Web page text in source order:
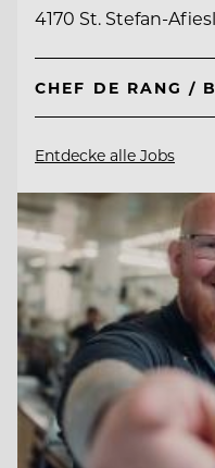
4170 St. Stefan-
Entdecke alle Jobs